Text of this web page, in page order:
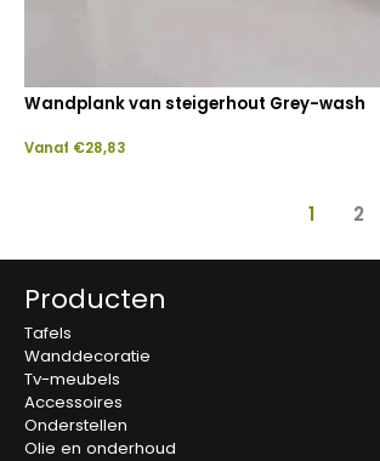
Wandplank van steigerhout Grey-wash
Vanaf €28,83
1 2
Producten
Tafels
Wanddecoratie
Tv-meubels
Accessoires
Onderstellen
Olie en onderhoud